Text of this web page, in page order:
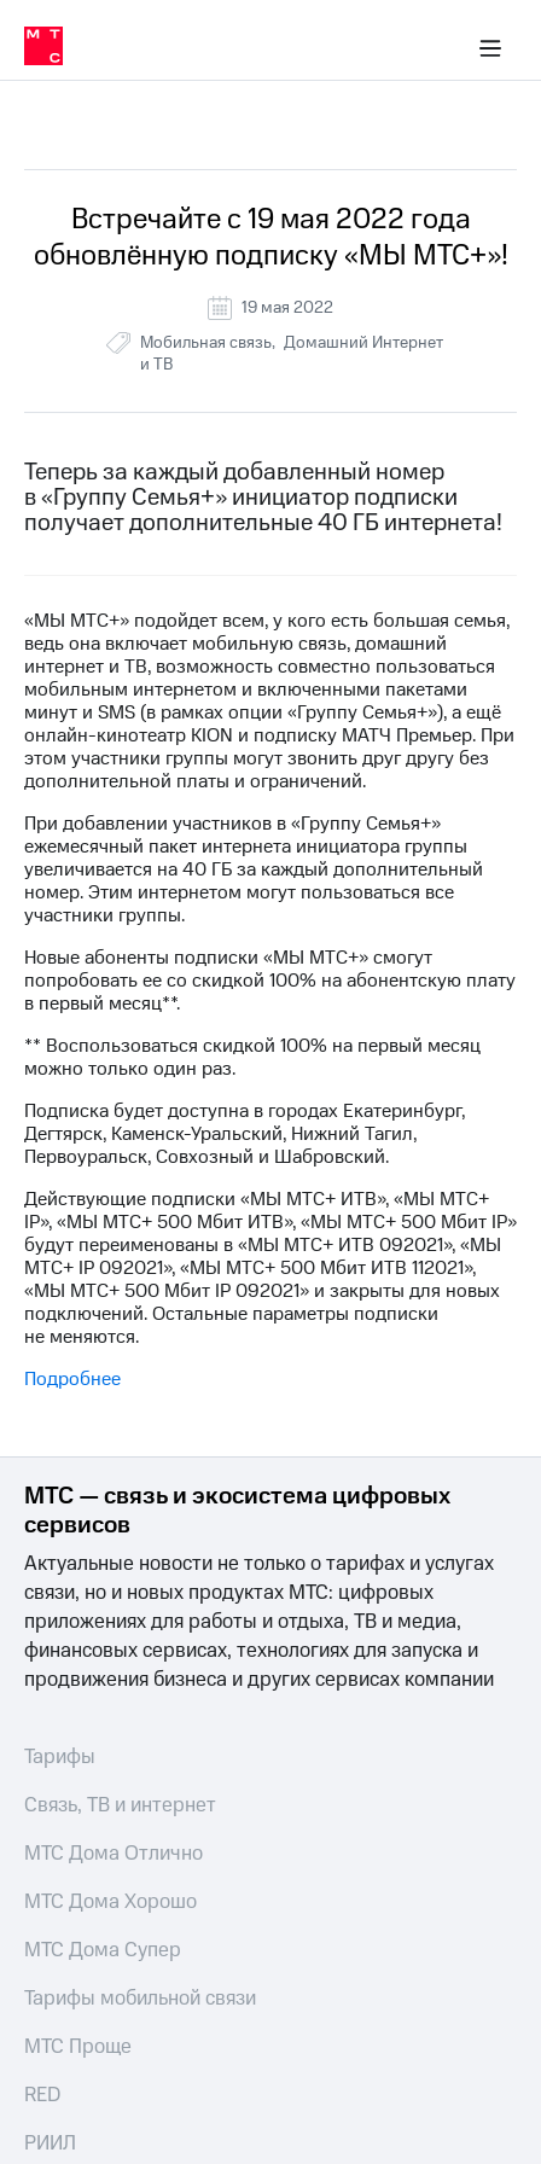
связь
Сервисы и подписки
30% на связь
кабинеты
Мобильная
и
Спутниковое
ТВ
Деньги
номер
Тарифы
Услуги
Семейная
группа
Заказать
SIM-
карту
eSIM
SIM-
карта
для
иностранцев
Оформить
чистый
номер
красивый
номер
SIM-
карту
Перейти
на
eSIM
Выберите
с выгодным
Интернет,
ТВ и телефон
для дома
Услуги
интернет
ТВ
Спутниковое
телефон
Перейти
в МТС
Услуги
Личный
кабинет
приложение
МТС
Акции
Скидка 30%
Тарифы
RED,
РИИЛ
и МТС
Супер
дешевле
при
оплате
с карты
МТС
Деньги
Выберите
и подключите
ТВ
с выгодным
тарифом
Тарифы
Интернет,
ТВ и телефон
для дома
Услуги
Личный
кабинет
интернета
и
ТВ
кабинет
Мой
МТС
Акции
Видеонаблюдение
для дома
149 ₽/
Подписка
на гигабайты
интернета,
фильмы,
музыка
и многое
другое
Семейная
Встречайте с 19 мая 2022 года
обновлённую подписку «МЫ МТС+»!
19 мая 2022
Мобильная связь Домашний Интернет
и ТВ
Теперь за каждый добавленный номер
в «Группу Семья+» инициатор подписки
получает дополнительные 40 ГБ интернета!
«МЫ МТС+» подойдет всем, у кого есть большая семья,
ведь она включает мобильную связь, домашний
интернет и ТВ, возможность совместно пользоваться
мобильным интернетом и включенными пакетами
минут и SMS (в рамках опции «Группу Семья+»), а ещё
онлайн-кинотеатр KION и подписку МАТЧ Премьер. При
этом участники группы могут звонить друг другу без
дополнительной платы и ограничений.
При добавлении участников в «Группу Семья+»
ежемесячный пакет интернета инициатора группы
увеличивается на 40 ГБ за каждый дополнительный
номер. Этим интернетом могут пользоваться все
участники группы.
Новые абоненты подписки «МЫ МТС+» смогут
попробовать ее со скидкой 100% на абонентскую плату
в первый месяц**.
** Воспользоваться скидкой 100% на первый месяц
можно только один раз.
Подписка будет доступна в городах Екатеринбург,
Дегтярск, Каменск-Уральский, Нижний Тагил,
Первоуральск, Совхозный и Шабровский.
Действующие подписки «МЫ МТС+ ИТВ», «МЫ МТС+
IP», «МЫ МТС+ 500 Мбит ИТВ», «МЫ МТС+ 500 Мбит IP»
будут переименованы в «МЫ МТС+ ИТВ 092021», «МЫ
МТС+ IP 092021», «МЫ МТС+ 500 Мбит ИТВ 112021»,
«МЫ МТС+ 500 Мбит IP 092021» и закрыты для новых
подключений. Остальные параметры подписки
не меняются.
Подробнее
МТС — связь и экосистема цифровых
сервисов
Актуальные новости не только о тарифах и услугах
связи, но и новых продуктах МТС: цифровых
приложениях для работы и отдыха, ТВ и медиа,
финансовых сервисах, технологиях для запуска и
продвижения бизнеса и других сервисах компании
Тарифы
Связь, ТВ и интернет
МТС Дома Отлично
МТС Дома Хорошо
МТС Дома Супер
Тарифы мобильной связи
МТС Проще
RED
РИИЛ